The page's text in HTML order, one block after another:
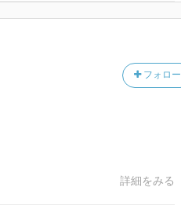
フォロー
詳細をみる